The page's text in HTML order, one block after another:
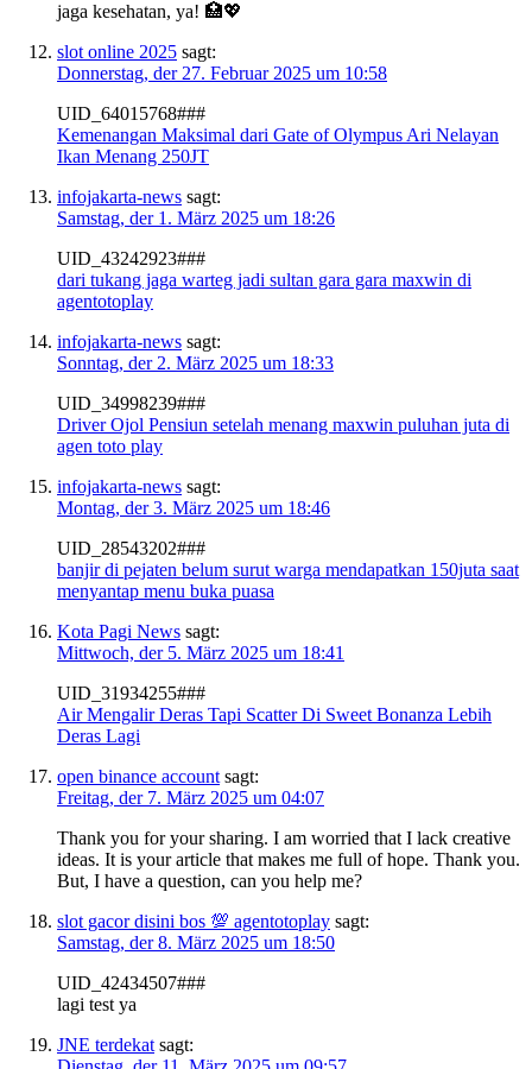
jaga kesehatan, ya! 🏥💖
slot online 2025 sagt:
Donnerstag, der 27. Februar 2025 um 10:58
UID_64015768###
Kemenangan Maksimal dari Gate of Olympus Ari Nelayan
Ikan Menang 250JT
infojakarta-news sagt:
Samstag, der 1. März 2025 um 18:26
UID_43242923###
dari tukang jaga warteg jadi sultan gara gara maxwin di
agentotoplay
infojakarta-news sagt:
Sonntag, der 2. März 2025 um 18:33
UID_34998239###
Driver Ojol Pensiun setelah menang maxwin puluhan juta di
agen toto play
infojakarta-news sagt:
Montag, der 3. März 2025 um 18:46
UID_28543202###
banjir di pejaten belum surut warga mendapatkan 150juta saat
menyantap menu buka puasa
Kota Pagi News sagt:
Mittwoch, der 5. März 2025 um 18:41
UID_31934255###
Air Mengalir Deras Tapi Scatter Di Sweet Bonanza Lebih
Deras Lagi
open binance account sagt:
Freitag, der 7. März 2025 um 04:07
Thank you for your sharing. I am worried that I lack creative
ideas. It is your article that makes me full of hope. Thank you.
But, I have a question, can you help me?
slot gacor disini bos 💯 agentotoplay sagt:
Samstag, der 8. März 2025 um 18:50
UID_42434507###
lagi test ya
JNE terdekat sagt: